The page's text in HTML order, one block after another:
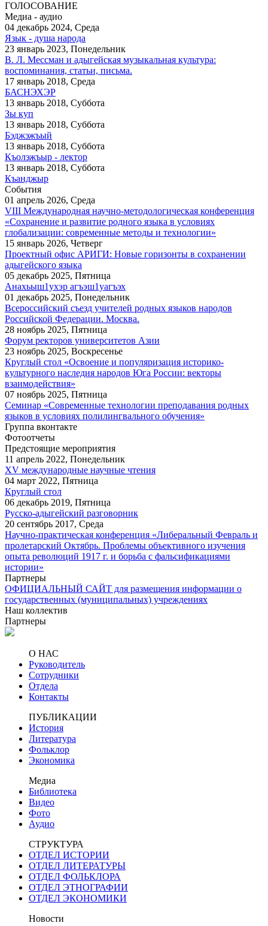
ГОЛОСОВАНИЕ
Медиа - аудио
04 декабрь 2024, Среда
Язык - душа народа
23 январь 2023, Понедельник
В. Л. Мессман и адыгейская музыкальная культура:
воспоминания, статьи, письма.
17 январь 2018, Среда
БАСНЭХЭР
13 январь 2018, Суббота
Зы куп
13 январь 2018, Суббота
Бэджэжъый
13 январь 2018, Суббота
Къолэжъыр - лектор
13 январь 2018, Суббота
Къанджыр
События
01 апрель 2026, Среда
VIII Международная научно-методологическая конференция
«Сохранение и развитие родного языка в условиях
глобализации: современные методы и технологии»
15 январь 2026, Четверг
Проектный офис АРИГИ: Новые горизонты в сохранении
адыгейского языка
05 декабрь 2025, Пятница
Анахьыш1ухэр агъэш1уагъэх
01 декабрь 2025, Понедельник
Всероссийский съезд учителей родных языков народов
Российской Федерации. Москва.
28 ноябрь 2025, Пятница
Форум ректоров университетов Азии
23 ноябрь 2025, Воскресенье
Круглый стол «Освоение и популяризация историко-
культурного наследия народов Юга России: векторы
взаимодействия»
07 ноябрь 2025, Пятница
Семинар «Современные технологии преподавания родных
языков в условиях полилингвального обучения»
Группа вконтакте
Фотоотчеты
Предстоящие мероприятия
11 апрель 2022, Понедельник
XV международные научные чтения
04 март 2022, Пятница
Круглый стол
06 декабрь 2019, Пятница
Русско-адыгейский разговорник
20 сентябрь 2017, Среда
Научно-практическая конференция «Либеральный Февраль и
пролетарский Октябрь. Проблемы объективного изучения
опыта революций 1917 г. и борьба с фальсификациями
истории»
Партнеры
ОФИЦИАЛЬНЫЙ САЙТ для размещения информации о
государственных (муниципальных) учреждениях
Наш коллектив
Партнеры
О НАС
Руководитель
Сотрудники
Отдела
Контакты
ПУБЛИКАЦИИ
История
Литература
Фольклор
Экономика
Медиа
Библиотека
Видео
Фото
Аудио
СТРУКТУРА
ОТДЕЛ ИСТОРИИ
ОТДЕЛ ЛИТЕРАТУРЫ
ОТДЕЛ ФОЛЬКЛОРА
ОТДЕЛ ЭТНОГРАФИИ
ОТДЕЛ ЭКОНОМИКИ
Новости